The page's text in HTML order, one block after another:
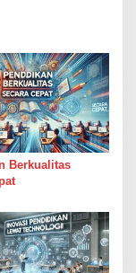
Berkualitas